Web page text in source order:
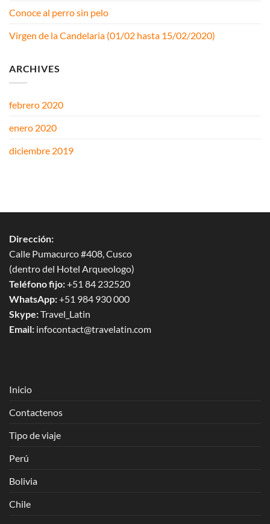
Conoce al perro sin pelo
Virgen de la Candelaria (01/02 hasta 15/02/2020)
ARCHIVES
febrero 2020
enero 2020
diciembre 2019
Dirección:
Calle Pumacurco #408, Cusco
(dentro del Hotel Arqueologo)
Teléfono fijo:+51 84 232520
WhatsApp:+51 984 930 000
Skype:Travel_Latin
Email: infocontact@travelatin.com
Inicio
Contactenos
Tipo de viaje
Perú
Bolivia
Chile